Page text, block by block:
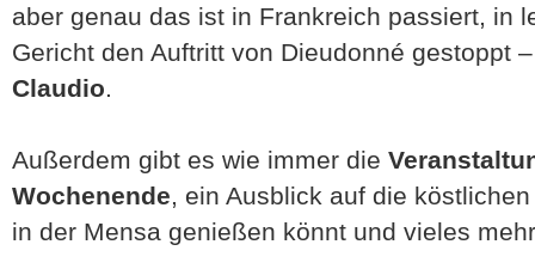
aber genau das ist in Frankreich passiert, in
Gericht den Auftritt von Dieudonné gestoppt
Claudio.
Außerdem gibt es wie immer die
Wochenende, ein Ausblick auf die
in der Mensa genießen könnt und vieles